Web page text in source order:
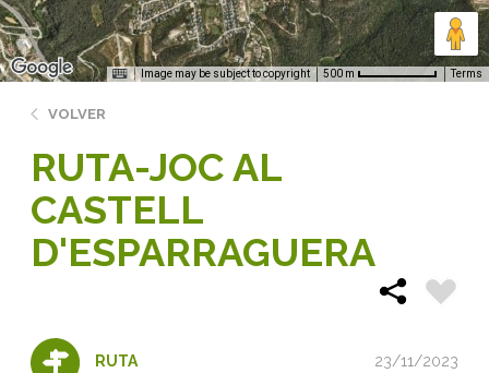
Image may be subject to copyright 500 m Terms
VOLVER
RUTA-JOC AL
CASTELL
D'ESPARRAGUERA
RUTA 23/11/2023